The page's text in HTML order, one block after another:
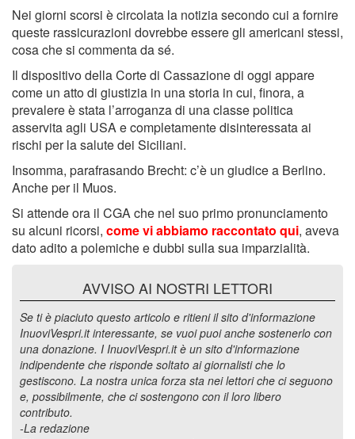
Nei giorni scorsi è circolata la notizia secondo cui a fornire
queste rassicurazioni dovrebbe essere gli americani stessi,
cosa che si commenta da sé.
Il dispositivo della Corte di Cassazione di oggi appare
come un atto di giustizia in una storia in cui, finora, a
prevalere è stata l’arroganza di una classe politica
asservita agli USA e completamente disinteressata ai
rischi per la salute dei Siciliani.
Insomma, parafrasando Brecht: c’è un giudice a Berlino.
Anche per il Muos.
Si attende ora il CGA che nel suo primo pronunciamento
su alcuni ricorsi, come vi abbiamo raccontato qui, aveva
dato adito a polemiche e dubbi sulla sua imparzialità.
AVVISO AI NOSTRI LETTORI
Se ti è piaciuto questo articolo e ritieni il sito d'informazione
InuoviVespri.it interessante, se vuoi puoi anche sostenerlo con
una donazione. I InuoviVespri.it è un sito d'informazione
indipendente che risponde soltato ai giornalisti che lo
gestiscono. La nostra unica forza sta nei lettori che ci seguono
e, possibilmente, che ci sostengono con il loro libero
contributo.
-La redazione